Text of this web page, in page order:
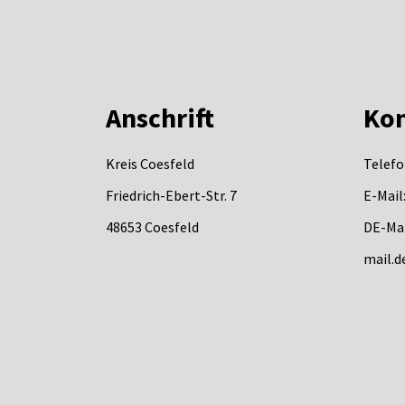
Anschrift
Kreis Coesfeld
Friedrich-Ebert-Str. 7
48653 Coesfeld
E-
DE-